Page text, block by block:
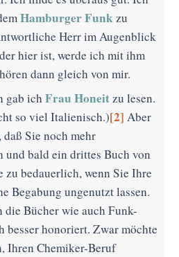
Hamburger Funkzu
Herr im Augenblick
hier ist, werde ich mit ihm
dann gleich von mir.
gab ich Frau Honeitzu lesen.
so viel Italienisch.)[2] Aber
Sie noch mehr
und bald ein drittes Buch von
bedauerlich, wenn Sie Ihre
Begabung ungenutzt lassen.
die Bücher wie auch Funk-
besser honoriert. Zwar möchte
Ihren Chemiker-Beruf